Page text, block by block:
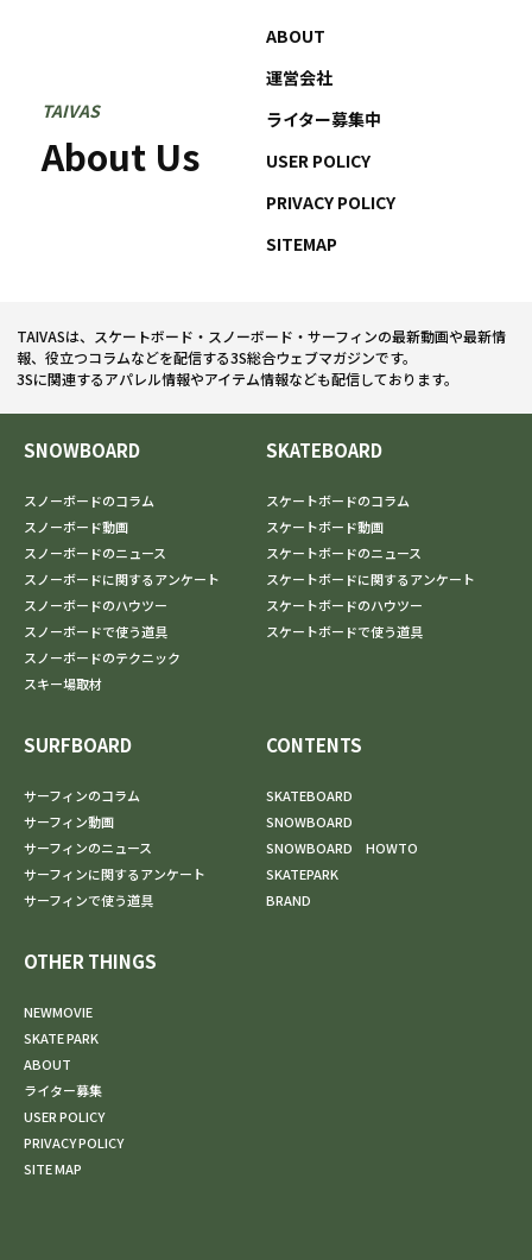
TAIVAS
About Us
ABOUT
運営会社
ライター募集中
USER POLICY
PRIVACY POLICY
SITEMAP
TAIVASは、スケートボード・スノーボード・サーフィンの最新動画や最新情
報、役立つコラムなどを配信する3S総合ウェブマガジンです。
3Sに関連するアパレル情報やアイテム情報なども配信しております。
SNOWBOARD
スノーボードのコラム
スノーボード動画
スノーボードのニュース
スノーボードに関するアンケート
スノーボードのハウツー
スノーボードで使う道具
スノーボードのテクニック
スキー場取材
SKATEBOARD
スケートボードのコラム
スケートボード動画
スケートボードのニュース
スケートボードに関するアンケート
スケートボードのハウツー
スケートボードで使う道具
SURFBOARD
サーフィンのコラム
サーフィン動画
サーフィンのニュース
サーフィンに関するアンケート
サーフィンで使う道具
CONTENTS
SKATEBOARD
SNOWBOARD
SNOWBOARD HOWTO
SKATEPARK
BRAND
OTHER THINGS
NEWMOVIE
SKATE PARK
ABOUT
ライター募集
USER POLICY
PRIVACY POLICY
SITE MAP